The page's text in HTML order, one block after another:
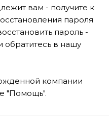
вам - получите к
пароля
пароль -
обратитесь в нашу
компании
"Помощь".